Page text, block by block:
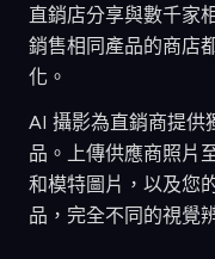
直銷店分享與數千家
銷售相同產品的商店
化。
AI 攝影為直銷商提供
品。上傳供應商照片
和模特圖片，以及您
品，完全不同的視覺